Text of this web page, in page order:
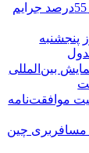
هوش مصنوعی، بستر وقوع 55درصد جرایم
پنجشنبه
بین‌المللی
موافقت‌نامه
مسافربری چین